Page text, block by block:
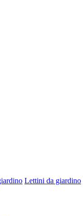
Lettini da giardino